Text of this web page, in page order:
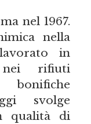
nel 1967.
nella
in
nei rifiuti
svolge
qualità di